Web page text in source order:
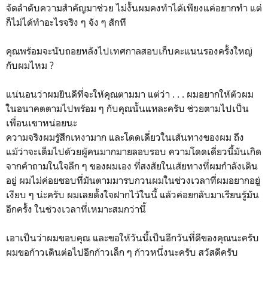
จัดลำดับความสำคัญมาช่วย ไม่งั้นผมคงทำได้เพียงแค่อยากทำ แต่
ก็ไม่ได้ทำอะไรจริง ๆ จัง ๆ สักที
คุณพร้อมจะนับถอยหลังไปเทศกาลสอบเก็บคะแนนรองครั้งใหญ่
กับผมไหม ?
แน่นอนว่าผมยินดีที่จะให้คุณตามมา แต่ว่า . . . ผมอยากให้ตัวผม
ในอนาคตตามไปพร้อม ๆ กับคุณนั้นแหละครับ ช่วยตามไปเป็น
เพื่อนเขาหน่อยนะ
ความจริงผมรู้สึกเหงามาก และโดดเดี่ยวในเส้นทางของผม ถึง
แม้ว่าจะเต็มไปด้วยผู้คนมากมายลอบรอบ ความโดดเดี่ยวนี้มันเกิด
จากคำถามในใจลึก ๆ ของผมเอง ที่สงสัยในเส้ยทางที่ผมกำลังเดิน
อยู่ ผมไม่ค่อยชอบที่มันตามมารบกวนผมในช่วงเวลาที่ผมอยากอยู่
เงียบ ๆ น่ะครับ ผมเลยตั้งใจฝากไว้ในนี้ แล้วค่อยกลับมาเรียนรู้มัน
อีกครั้ง ในช่วงเวลาที่เหมาะสมกว่านี้
เอาเป็นว่าผมขอบคุณ และขอให้วันนี้เป็นอีกวันที่ดีของคุณนะครับ
ผมขอก้าวเดินต่อไปอีกก้าวเล็ก ๆ ก้าวหนึ่งนะครับ สวัสดีครับ